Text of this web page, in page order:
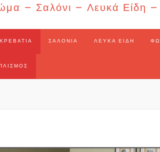
– Σαλόνι – Λευκά Είδη
ΚΡΕΒΆΤΙΑ ΣΑΛΌΝΙΑ ΛΕΥΚΆ ΕΊΔΗ